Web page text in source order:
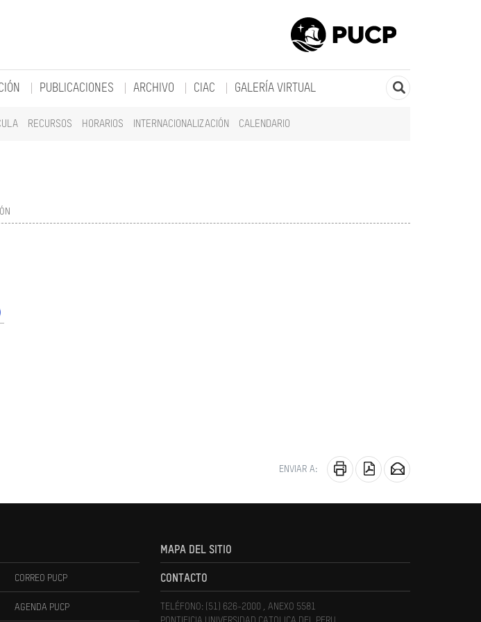
RECURSOS HORARIOS INTERNACIONALIZACIÓN CALENDARIO
PUBLICACIONES ARCHIVO CIAC GALERÍA VIRTUAL
ENVIAR A:
CORREO PUCP
AGENDA PUCP
MAPA DEL SITIO
CONTACTO
TELÉFONO: (51) 626-2000 , ANEXO 5581